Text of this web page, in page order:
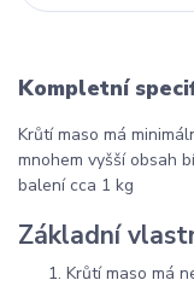
Kompletní
Krůtí maso má
mnohem vyšší obsah
balení cca 1 kg
Základní
Krůtí maso má